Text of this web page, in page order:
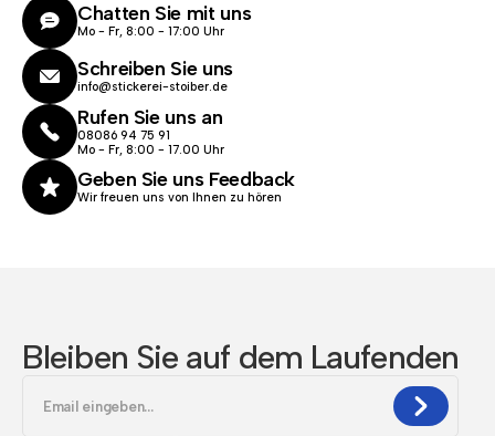
Chatten Sie mit uns
Mo - Fr, 8:00 - 17:00 Uhr
Schreiben Sie uns
info@stickerei-stoiber.de
Rufen Sie uns an
08086 94 75 91
Mo - Fr, 8:00 - 17.00 Uhr
Geben Sie uns Feedback
Wir freuen uns von Ihnen zu hören
Bleiben Sie auf dem Laufenden